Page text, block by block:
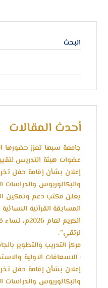
البحث
أحدث المقالات
جامعة سبها تعزز حضورها
عضوات هيئة التدريس
إعلان بشأن إقامة حفل
والبكالوريوس والدراسات
يعلن مكتب دعم وتمكين
المسابقة القرآنية
الكريم لعام
نرتقي”.
مركز التدريب والتطوير
: الاسعافات الاولية
إعلان بشأن إقامة حفل
والبكالوريوس والدراسات